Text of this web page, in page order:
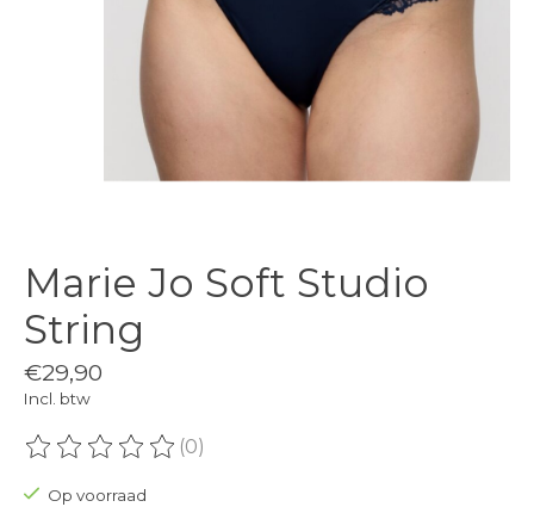
Marie Jo Soft Studio
String
€29,90
Incl. btw
De beoordeling van dit product is
(0)
Op voorraad